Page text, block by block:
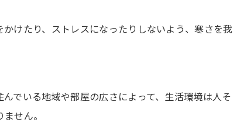
けたり、ストレスになったりしないよう、寒さを我
でいる地域や部屋の広さによって、生活環境は人そ
せん。